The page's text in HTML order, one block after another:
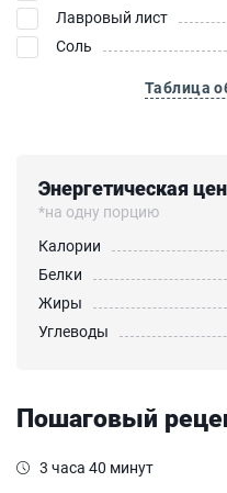
Лавровый лист
Соль
Таблица
Энергетическая
*на одну порцию
Калории
Белки
Жиры
Углеводы
Пошаговый
3 часа 40 минут